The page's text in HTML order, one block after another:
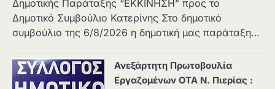
Δημοτικής Παράταξης “ΕΚΚΙΝΗΣΗ” προς το
Δημοτικό Συμβούλιο Κατερίνης Στο δημοτικό
συμβούλιο της 6/8/2026 η δημοτική μας παράταξη…
Ανεξάρτητη Πρωτοβουλία
Εργαζομένων ΟΤΑ Ν. Πιερίας :